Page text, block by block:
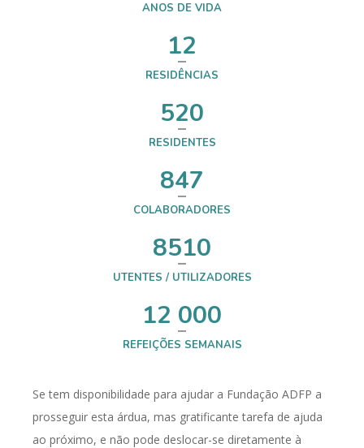
ANOS DE VIDA
12
RESIDÊNCIAS
520
RESIDENTES
847
COLABORADORES
8510
UTENTES / UTILIZADORES
12 000
REFEIÇÕES SEMANAIS
Se tem disponibilidade para ajudar a Fundação ADFP a
prosseguir esta árdua, mas gratificante tarefa de ajuda
ao próximo, e não pode deslocar-se diretamente à